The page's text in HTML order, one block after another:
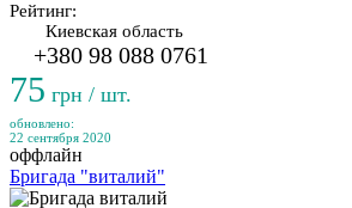
Рейтинг:
Киевская область
+380 98 088 0761
75 грн / шт.
обновлено:
22 сентября 2020
оффлайн
Бригада "виталий"